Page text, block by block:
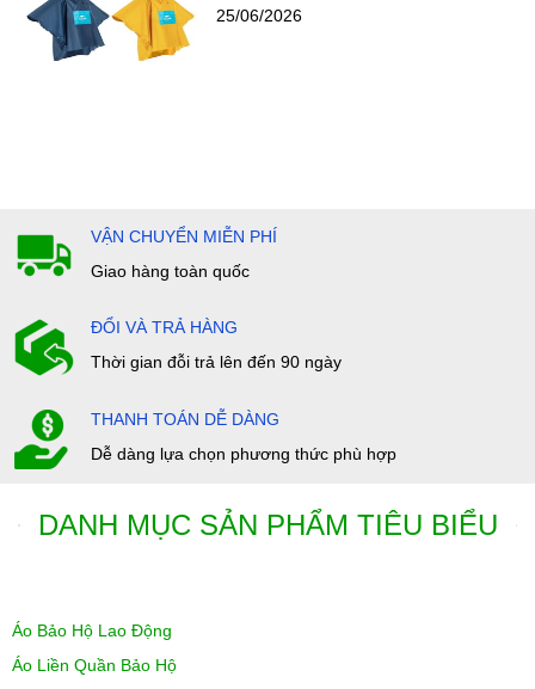
25/06/2026
VẬN CHUYỂN MIỄN PHÍ
Giao hàng toàn quốc
ĐỔI VÀ TRẢ HÀNG
Thời gian đỗi trả lên đến 90 ngày
THANH TOÁN DỄ DÀNG
Dễ dàng lựa chọn phương thức phù hợp
DANH MỤC SẢN PHẨM TIÊU BIỂU
Áo Bảo Hộ Lao Động
Áo Liền Quần Bảo Hộ